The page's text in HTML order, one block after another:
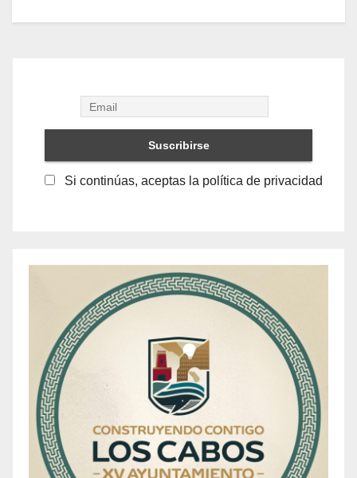
Si continúas, aceptas la política de privacidad